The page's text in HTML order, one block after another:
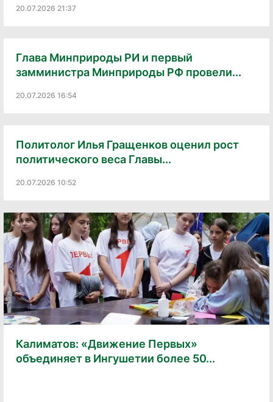
20.07.2026 21:37
Глава Минприроды РИ и первый
замминистра Минприроды РФ провели...
20.07.2026 16:54
Политолог Илья Гращенков оценил рост
политического веса Главы...
20.07.2026 10:52
Калиматов: «Движение Первых»
объединяет в Ингушетии более 50...